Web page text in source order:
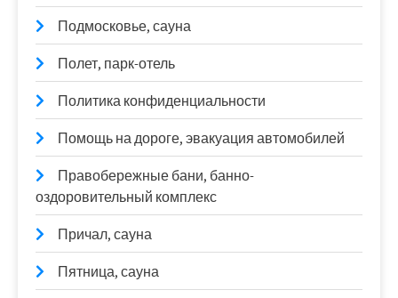
Подмосковье, сауна
Полет, парк-отель
Политика конфиденциальности
Помощь на дороге, эвакуация автомобилей
Правобережные бани, банно-
оздоровительный комплекс
Причал, сауна
Пятница, сауна